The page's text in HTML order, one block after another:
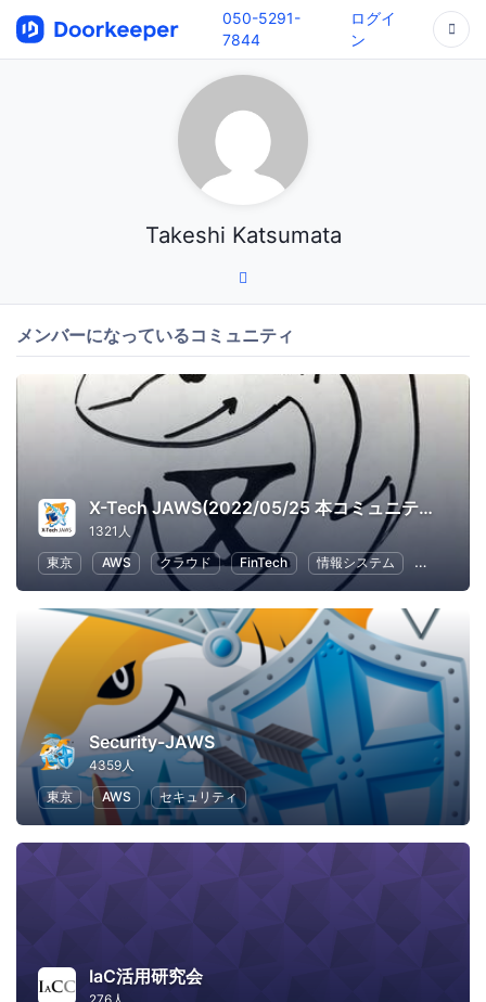
050-5291-
7844
ログイ
ン
Takeshi Katsumata
メンバーになっているコミュニティ
X-Tech JAWS(2022/05/25 本コミュニティはクローズしました。いままでご参加ありがとうございました。)
1321人
東京
AWS クラウド FinTech 情報システム ビジネス
Security-JAWS
4359人
東京
AWS セキュリティ
IaC活用研究会